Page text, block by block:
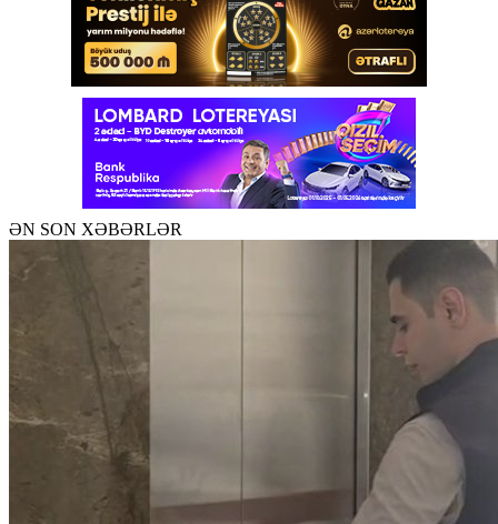
ƏN SON XƏBƏRLƏR